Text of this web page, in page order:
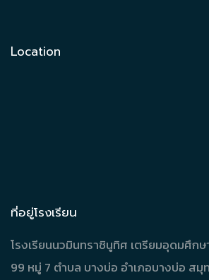
Location
ที่อยู่โรงเรียน
โรงเรียนนวมินทราชินูทิศ เตรียมอุดมศึก
99 หมู่ 7 ตำบล บางบ่อ อำเภอบางบ่อ สมุ